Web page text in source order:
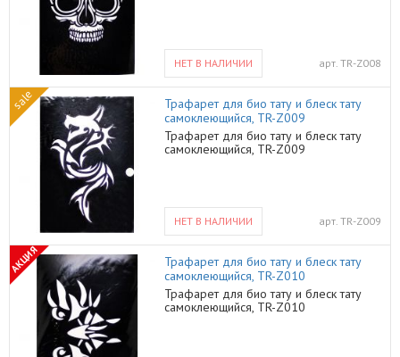
НЕТ В НАЛИЧИИ арт. TR-Z008
sale
Трафарет для био тату и блеск тату
самоклеющийся, TR-Z009
Трафарет для био тату и блеск тату
самоклеющийся, TR-Z009
НЕТ В НАЛИЧИИ арт. TR-Z009
АКЦИЯ
Трафарет для био тату и блеск тату
самоклеющийся, TR-Z010
Трафарет для био тату и блеск тату
самоклеющийся, TR-Z010